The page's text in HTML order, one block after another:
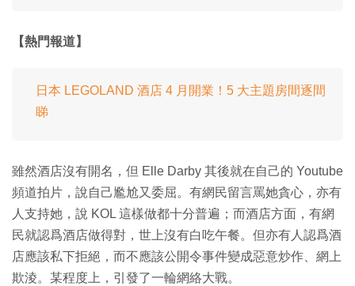
【熱門報道】
日本 LEGOLAND 酒店 4 月開業！5 大主題房間逐間
睇
雖然酒店沒有開名，但 Elle Darby 其後就在自己的 Youtube
頻道拍片，說自己尷尬又委屈。有網民留言罵她貪心，亦有
人支持她，說 KOL 這樣做都十分普遍；而酒店方面，有網
民就認爲酒店做得對，世上沒有白吃午餐。但亦有人認爲酒
店應該私下拒絕，而不應該公開令事件變成惡意炒作、網上
欺淩。某程度上，引發了一輪網絡大戰。